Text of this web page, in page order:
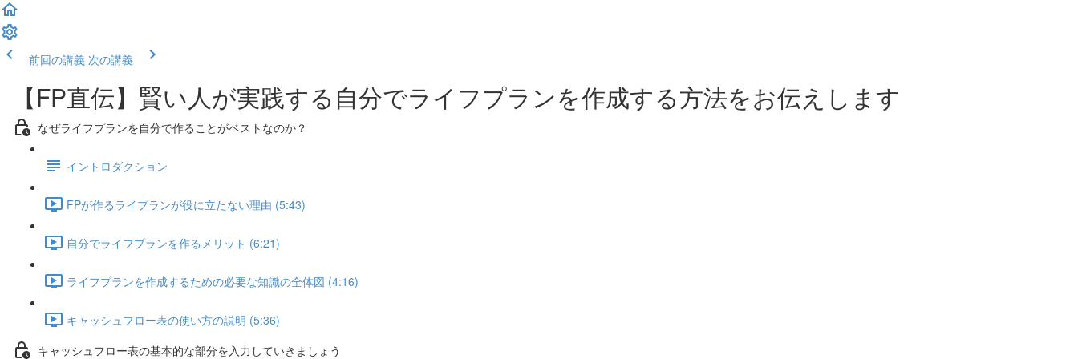
前回の講義 次の講義
【FP直伝】賢い人が実践する自分でライフプランを作成する方法をお伝えします
なぜライフプランを自分で作ることがベストなのか？
イントロダクション
FPが作るライプランが役に立たない理由 (5:43)
自分でライフプランを作るメリット (6:21)
ライフプランを作成するための必要な知識の全体図 (4:16)
キャッシュフロー表の使い方の説明 (5:36)
キャッシュフロー表の基本的な部分を入力していきましょう